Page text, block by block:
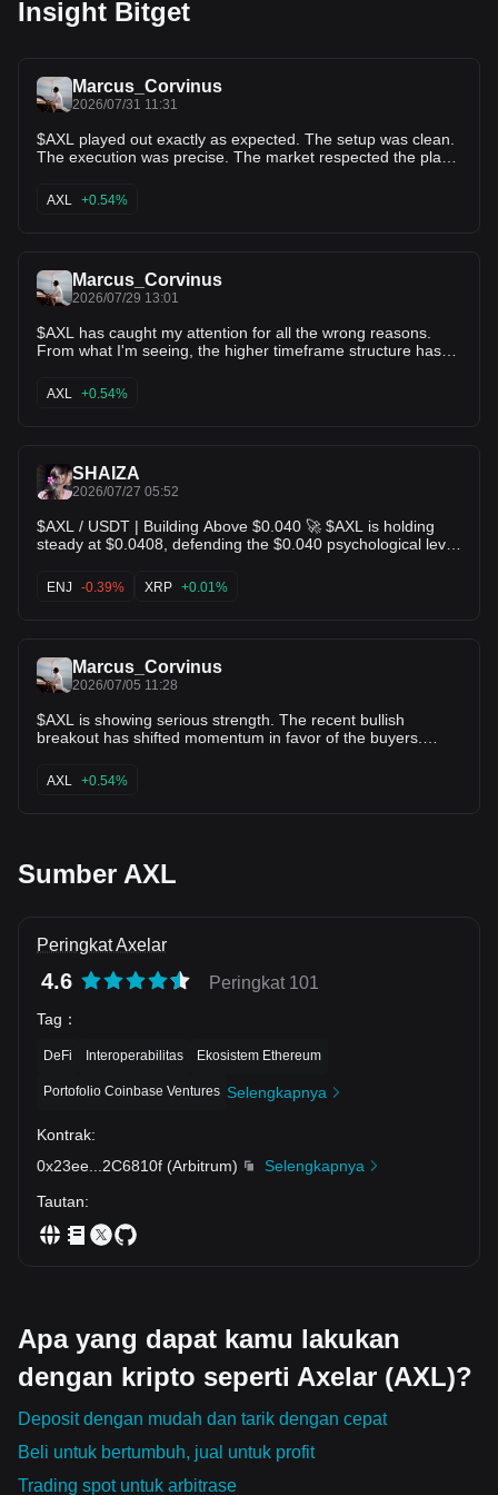
Insight Bitget
Marcus_Corvinus
2026/07/31 11:31
$AXL played out exactly as expected. The setup was clean.
The execution was precise. The market respected the plan
followed the trade with discipline. This is another reminder
that consistency beats chasing hype. Patience, proper
AXL +0.54%
Marcus_Corvinus
2026/07/29 13:01
$AXL has caught my attention for all the wrong reasons.
From what I'm seeing, the higher timeframe structure has
sign that bearish momentum is beginning to take over. The
chart doesn't look convincing for buyers at the moment, and
stays on my watchlist. I want to see how price reacts around
the next support before changing my view.
AXL +0.54%
SHAIZA
2026/07/27 05:52
$AXL / USDT | Building Above $0.040 🚀 $AXL is holding
steady at $0.0408, defending the $0.040 psychological level
flattening out right underneath price, indicating downside
pressure is fading. Watching for a push back toward
ENJ -0.39% XRP +0.01%
Marcus_Corvinus
2026/07/05 11:28
$AXL is showing serious strength. The recent bullish
breakout has shifted momentum in favor of the buyers.
defending the move. If this momentum holds, the upper
targets could be reached sooner than many expect. The
AXL +0.54%
Sumber AXL
Peringkat Axelar
4.6 Peringkat 101
Tag ：
DeFi Interoperabilitas Ekosistem Ethereum
Portofolio Coinbase Ventures Selengkapnya
Kontrak:
0x23ee
2C6810f (Arbitrum)
Selengkapnya
Tautan:
Apa yang dapat kamu lakukan
dengan kripto seperti Axelar (AXL)?
Deposit dengan mudah dan tarik dengan cepat
Beli untuk bertumbuh, jual untuk profit
Trading spot untuk arbitrase